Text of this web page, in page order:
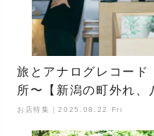
旅とアナログレコード
所〜【新潟の町外れ、
お店特集｜2025.08.22 Fri